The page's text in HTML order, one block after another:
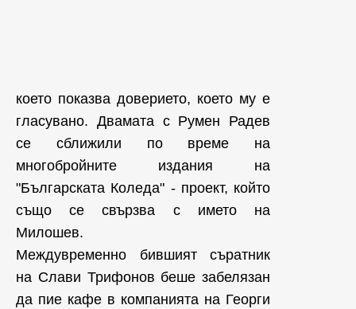
което показва доверието, което му е
гласувано. Двамата с Румен Радев
се сближили по време на
многобройните издания на
"Българската Коледа" - проект, който
също се свързва с името на
Милошев.
Междувременно бившият съратник
на Слави Трифонов беше забелязан
да пие кафе в компанията на Георги